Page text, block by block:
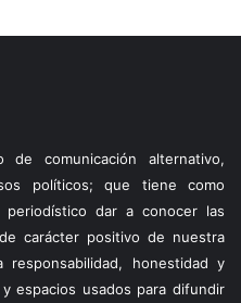
de comunicación alternativo,
políticos; que tiene como
dar a conocer las
carácter positivo de nuestra
honestidad y
espacios usados para difundir